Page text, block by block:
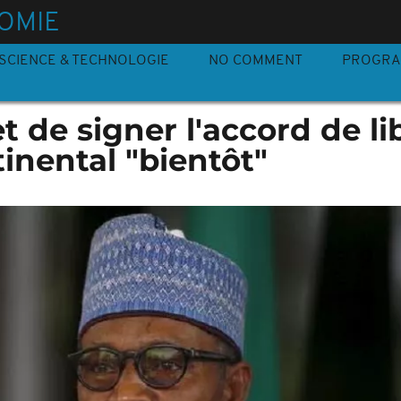
SCIENCE & TECHNOLOGIE NO COMMENT
de signer l'accord de
"bientôt"